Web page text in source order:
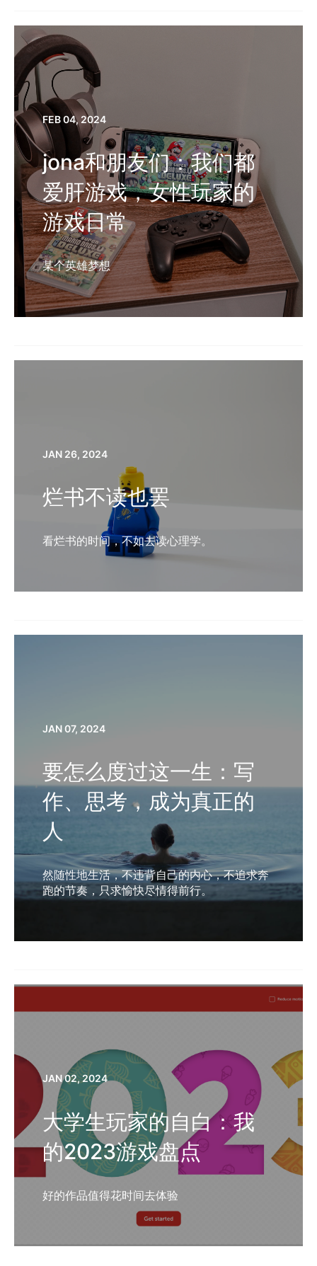
FEB 04, 2024
jona和朋友们：我们都
爱肝游戏，女性玩家的
游戏日常
某个英雄梦想
JAN 26, 2024
烂书不读也罢
看烂书的时间，不如去读心理学。
JAN 07, 2024
要怎么度过这一生：写
作、思考，成为真正的
人
然随性地生活，不违背自己的内心，不追求奔
跑的节奏，只求愉快尽情得前行。
JAN 02, 2024
大学生玩家的自白：我
的2023游戏盘点
好的作品值得花时间去体验